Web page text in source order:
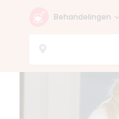
Behandelingen